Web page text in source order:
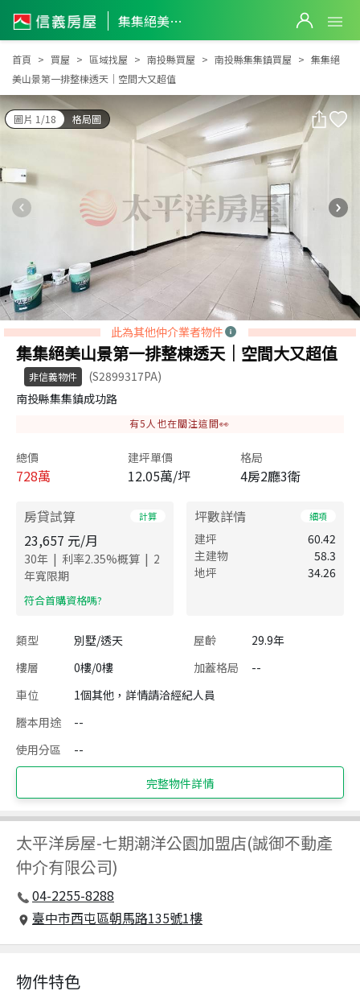
集集絕美山景第一排整棟透天｜空間大又超值
集集絕美山景第一排整棟透天｜空間大又超值
首頁 買屋 區域找屋 南投縣買屋 南投縣集集鎮買屋
集集絕
美山景第一排整棟透天｜空間大又超值
圖片 1/18 格局圖
此為其他仲介業者物件
集集絕美山景第一排整棟透天｜空間大又超值
非信義物件
(S2899317PA)
南投縣集集鎮成功路
有5 人也在關注這間👀
總價
728萬
建坪單價
12.05萬/坪
格局
4房2廳3衛
房貸試算 計算
23,657 元/月
30年 | 利率2.35%概算 | 2
年寬限期
​符合首購資格嗎?
坪數詳情 細項
建坪
60.42
主建物
58.3
地坪
34.26
類型 別墅/透天 屋齡
29.9年
樓層
0樓/0樓 加蓋格局
--
車位
1個其他，詳情請洽經紀人員
謄本用途
--
使用分區
--
完整物件詳情
太平洋房屋-七期潮洋公園加盟店(誠御不動產
仲介有限公司)
04-2255-8288
臺中市西屯區朝馬路135號1樓
物件特色